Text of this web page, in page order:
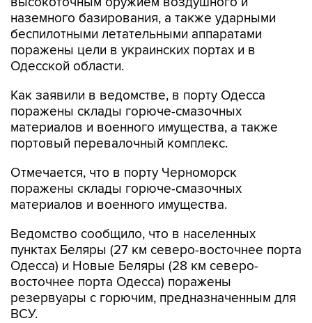
наземного базирования, а также ударными
беспилотными летательными аппаратами
поражены цели в украинских портах и в
Одесской области.
Как заявили в ведомстве, в порту Одесса
поражены склады горюче-смазочных
материалов и военного имущества, а также
портовый перевалочный комплекс.
Отмечается, что в порту Черноморск
поражены склады горюче-смазочных
материалов и военного имущества.
Ведомство сообщило, что в населенных
пунктах Беляры (27 км северо-восточнее порта
Одесса) и Новые Беляры (28 км северо-
восточнее порта Одесса) поражены
резервуары с горючим, предназначенным для
ВСУ.